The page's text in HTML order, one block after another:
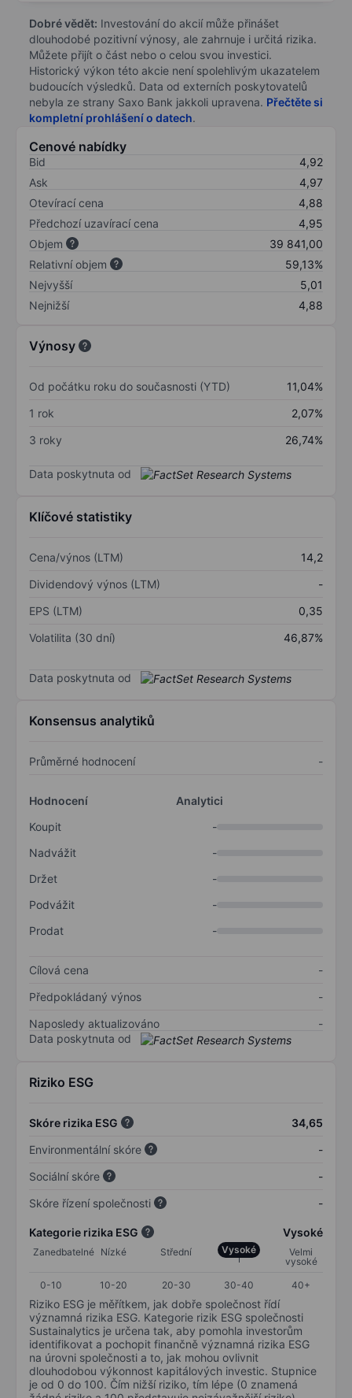
Dobré vědět: Investování do akcií může přinášet
dlouhodobé pozitivní výnosy, ale zahrnuje i určitá rizika.
Můžete přijít o část nebo o celou svou investici.
Historický výkon této akcie není spolehlivým ukazatelem
budoucích výsledků. Data od externích poskytovatelů
nebyla ze strany Saxo Bank jakkoli upravena. Přečtěte si
kompletní prohlášení o datech.
Cenové nabídky
Bid
4,92
Ask
4,97
Otevírací cena
4,88
Předchozí uzavírací cena
4,95
Objem
39 841,00
Relativní objem
59,13%
Nejvyšší
5,01
Nejnižší
4,88
Výnosy
Od počátku roku do současnosti (YTD)
11,04%
1 rok
2,07%
3 roky
26,74%
Data poskytnuta od
Klíčové statistiky
Cena/výnos (LTM)
14,2
Dividendový výnos (LTM)
-
EPS (LTM)
0,35
Volatilita (30 dní)
46,87%
Data poskytnuta od
Konsensus analytiků
Průměrné hodnocení -
Hodnocení
Analytici
Koupit
-
Nadvážit
-
Držet
-
Podvážit
-
Prodat
-
Cílová cena
-
Předpokládaný výnos
-
Naposledy aktualizováno
-
Data poskytnuta od
Riziko ESG
Skóre rizika ESG
34,65
Environmentální skóre
-
Sociální skóre
-
Skóre řízení společnosti
-
Kategorie rizika ESG Vysoké
Zanedbatelné Nízké Střední Vysoké
Velmi
vysoké
0-10
10-20 20-30 30-40 40+
Riziko ESG je měřítkem, jak dobře společnost řídí
významná rizika ESG. Kategorie rizik ESG společnosti
Sustainalytics je určena tak, aby pomohla investorům
identifikovat a pochopit finančně významná rizika ESG
na úrovni společnosti a to, jak mohou ovlivnit
dlouhodobou výkonnost kapitálových investic. Stupnice
je od 0 do 100. Čím nižší riziko, tím lépe (0 znamená